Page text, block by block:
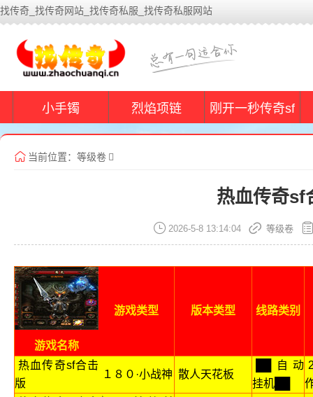
找传奇_找传奇网站_找传奇私服_找传奇私服网站
小手镯 烈焰项链 刚开一秒传奇sf
当前位置： 等级卷
热血传奇sf
2026-5-8 13:14:04 等级卷
游戏名称
游戏类型 版本类型 线路类别
热血传奇sf合击
版
１８０·小战神 散人天花板
██自动
挂机██